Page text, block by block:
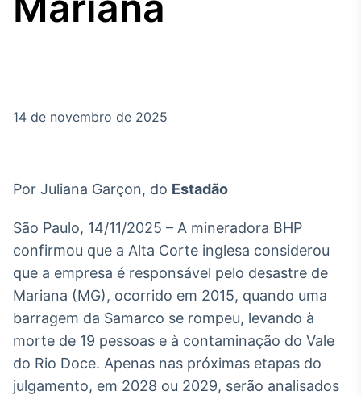
real
Broadcast
Energia
O setor de
energia elétrica
Broadcast
White Label
14 de novembro de 2025
Por Juliana Garçon, do Estadão
São Paulo, 14/11/2025 – A mineradora BHP
confirmou que a Alta Corte inglesa considerou
que a empresa é responsável pelo desastre de
Mariana (MG), ocorrido em 2015, quando uma
barragem da Samarco se rompeu, levando à
morte de 19 pessoas e à contaminação do Vale
do Rio Doce. Apenas nas próximas etapas do
julgamento, em 2028 ou 2029, serão analisados